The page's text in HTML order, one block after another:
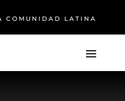
COMUNIDAD LATINA